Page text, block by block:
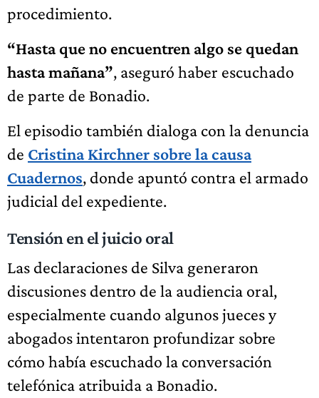
procedimiento.
“Hasta que no encuentren algo se quedan
hasta mañana”, aseguró haber escuchado
de parte de Bonadio.
El episodio también dialoga con la denuncia
de Cristina Kirchner sobre la causa
Cuadernos, donde apuntó contra el armado
judicial del expediente.
Tensión en el juicio oral
Las declaraciones de Silva generaron
discusiones dentro de la audiencia oral,
especialmente cuando algunos jueces y
abogados intentaron profundizar sobre
cómo había escuchado la conversación
telefónica atribuida a Bonadio.